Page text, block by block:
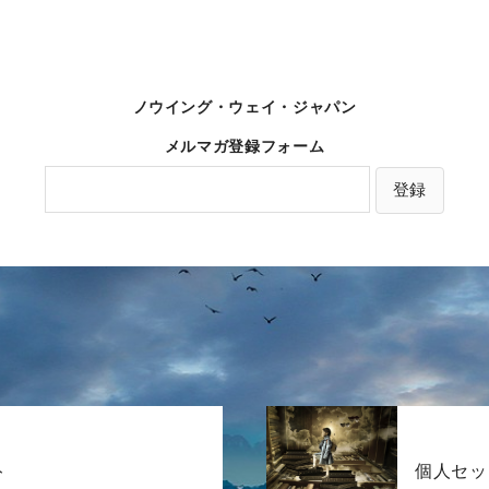
ノウイング・ウェイ・ジャパン
メルマガ登録フォーム
個人セ